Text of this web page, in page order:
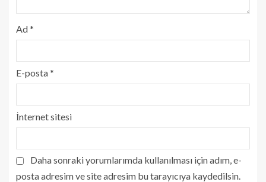
Ad*
E-posta*
İnternet sitesi
Daha sonraki yorumlarımda kullanılması için adım, e-
posta adresim ve site adresim bu tarayıcıya kaydedilsin.